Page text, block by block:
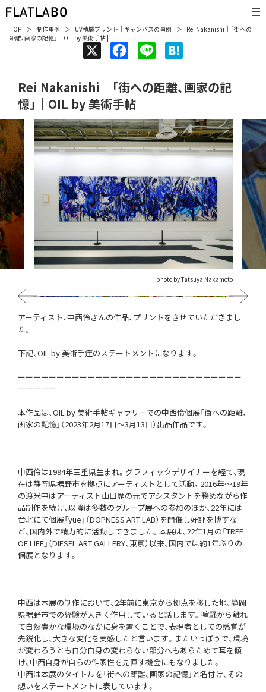
TOP 制作事例 UV積層プリント ｜ キャンバスの事例
Rei Nakanishi｜「街への
距離、画家の記憶」｜OIL by 美術手帖 |
c
e
b
o
o
k
n
t
n
a
Rei Nakanishi｜「街への距離、画家の記
憶」｜OIL by 美術手帖
photo by Tatsuya Nakamoto
Previous
Next
アーティスト、中西怜さんの作品、プリントをさせていただきまし
た。
下記、OIL by 美術手症のステートメントになります。
ーーーーーーーーーーーーーーーーーーーーーーーーーーーーー
ーーーーー
本作品は、OIL by 美術手帖ギャラリーでの中西伶個展「街への距離、
画家の記憶」（2023年2月17日～3月13日）出品作品です。
中西伶は1994年三重県生まれ。グラフィックデザイナーを経て、現
在は静岡県裾野市を拠点にアーティストとして活動。2016年～19年
の渡米中はアーティスト山口歴の元でアシスタントを務めながら作
品制作を続け、以降は多数のグループ展への参加のほか、22年には
台北にて個展「yue」（DOPNESS ART LAB）を開催し好評を博すな
ど、国内外で精力的に活動してきました。本展は、22年1月の「TREE
OF LIFE」（DIESEL ART GALLERY、東京）以来、国内では約1年ぶりの
個展となります。
中西は本展の制作において、2年前に東京から拠点を移した地、静岡
県裾野市での経験が大きく作用していると話します。喧騒から離れ
て自然豊かな環境のなかに身を置くことで、表現者としての感覚が
先鋭化し、大きな変化を実感したと言います。またいっぽうで、環境
が変わろうとも自分自身の変わらない部分へもあらためて耳を傾
け、中西自身が自らの作家性を見直す機会にもなりました。
中西は本展のタイトルを「街への距離、画家の記憶」と名付け、その
想いをステートメントに表しています。